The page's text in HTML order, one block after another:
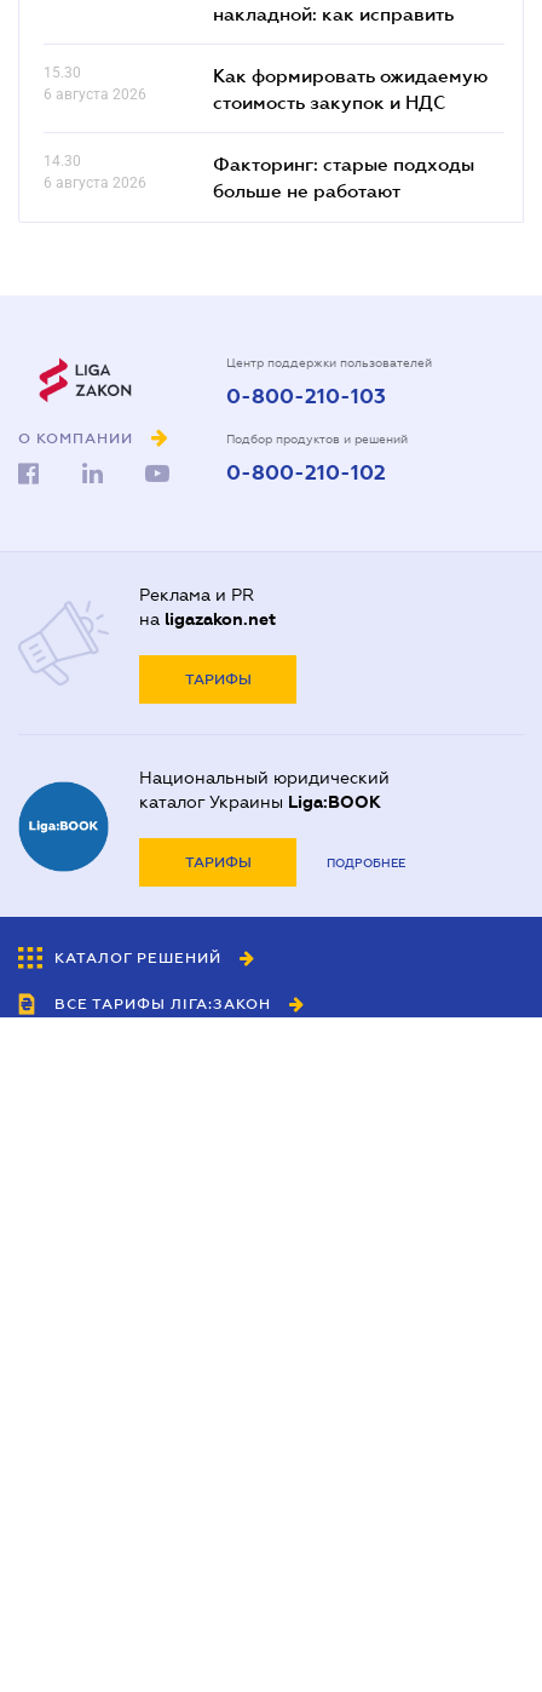
накладной: как исправить
15.30
6 августа 2026
Как формировать ожидаемую
стоимость закупок и НДС
14.30
6 августа 2026
Факторинг: старые подходы
больше не работают
О КОМПАНИИ
Центр поддержки пользователей
0-800-210-103
Подбор продуктов и решений
0-800-210-102
Реклама и PR
на ligazakon.net
ТАРИФЫ
Национальный юридический
каталог Украины Liga:BOOK
ТАРИФЫ ПОДРОБНЕЕ
КАТАЛОГ РЕШЕНИЙ
ВСЕ ТАРИФЫ ЛІГА:ЗАКОН